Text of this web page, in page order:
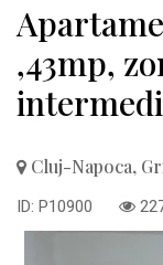
,43mp,
Cluj-Napoca,
ID: P10900